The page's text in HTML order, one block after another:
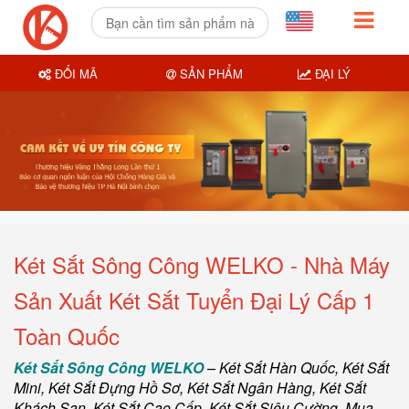
Két Sắt Sông Công WELKO - Nhà Máy
Sản Xuất Két Sắt Tuyển Đại Lý Cấp 1
Toàn Quốc
Két Sắt Sông Công WELKO–Két Sắt Hàn Quốc, Két Sắt
Mini, Két Sắt Đựng Hồ Sơ, Két Sắt Ngân Hàng, Két Sắt
ĐỔI MÃ SẢN PHẨM ĐẠI LÝ